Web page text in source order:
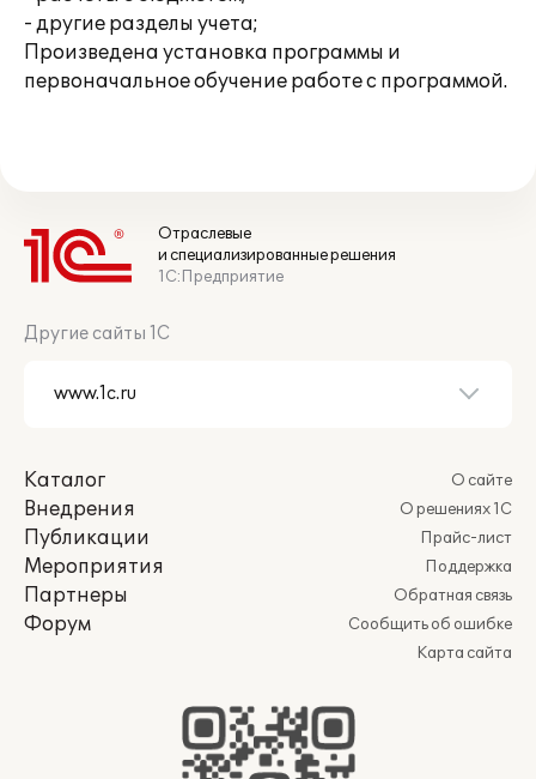
- другие разделы учета;
Произведена установка программы и
первоначальное обучение работе с программой.
Отраслевые
и специализированные решения
1С:Предприятие
Другие сайты 1С
Каталог
Внедрения
Публикации
Мероприятия
Партнеры
Форум
О сайте
О решениях 1С
Прайс-лист
Поддержка
Обратная связь
Сообщить об ошибке
Карта сайта